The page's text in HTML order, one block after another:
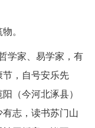
。
学家、易学家，有
，自号安乐先
（今河北涿县）
志，读书苏门山